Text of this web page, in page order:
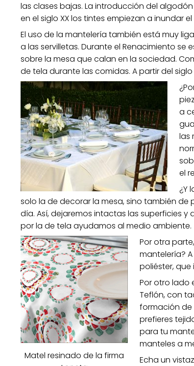
las clases bajas. La introducción del
en el siglo XX los tintes empiezan a inundar
El uso de la mantelería también está muy
a las servilletas. Durante el Renacimiento
sobre la mesa que calan en la sociedad.
de tela durante las comidas. A partir del
a
las
el
¿Y
solo la de decorar la mesa, sino también
día. Así, dejaremos intactas las superficies
por la de tela ayudamos al medio ambiente.
Matel resinado de la firma
Por otra
mantelería?
poliéster,
Por otro lado
Teflón, con
formación de
prefieres
para tu
manteles a
Echa un